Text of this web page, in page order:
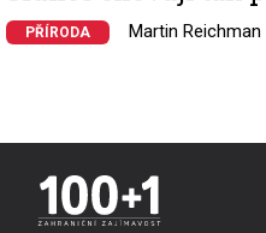
PŘÍRODA Martin Reichman